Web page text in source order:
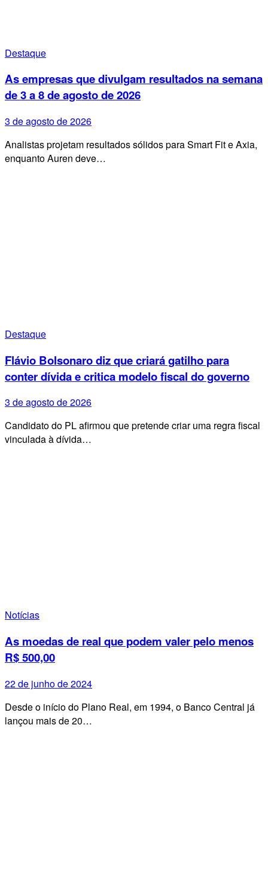
Destaque
As empresas que divulgam resultados na semana
de 3 a 8 de agosto de 2026
3 de agosto de 2026
Analistas projetam resultados sólidos para Smart Fit e Axia,
enquanto Auren deve…
Destaque
Flávio Bolsonaro diz que criará gatilho para
conter dívida e critica modelo fiscal do governo
3 de agosto de 2026
Candidato do PL afirmou que pretende criar uma regra fiscal
vinculada à dívida…
Notícias
As moedas de real que podem valer pelo menos
R$ 500,00
22 de junho de 2024
Desde o início do Plano Real, em 1994, o Banco Central já
lançou mais de 20…